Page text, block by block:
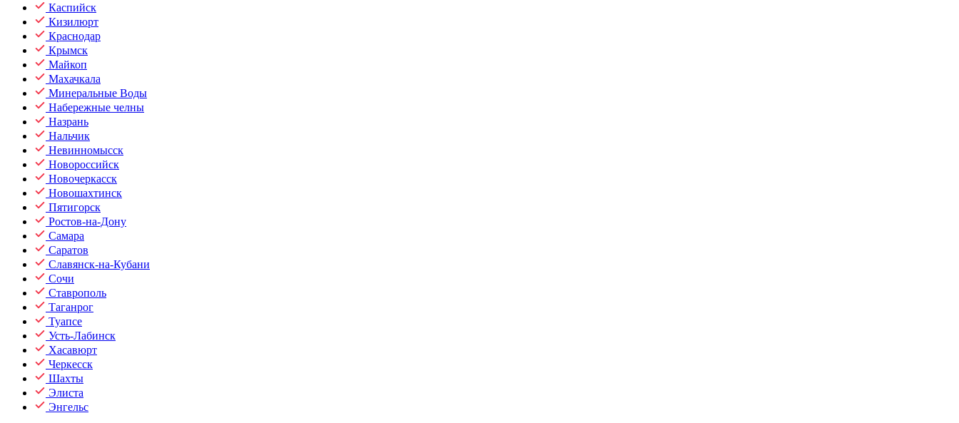
Каспийск
Кизилюрт
Краснодар
Крымск
Майкоп
Махачкала
Минеральные Воды
Набережные челны
Назрань
Нальчик
Невинномысск
Новороссийск
Новочеркасск
Новошахтинск
Пятигорск
Ростов-на-Дону
Самара
Саратов
Славянск-на-Кубани
Сочи
Ставрополь
Таганрог
Туапсе
Усть-Лабинск
Хасавюрт
Черкесск
Шахты
Элиста
Энгельс